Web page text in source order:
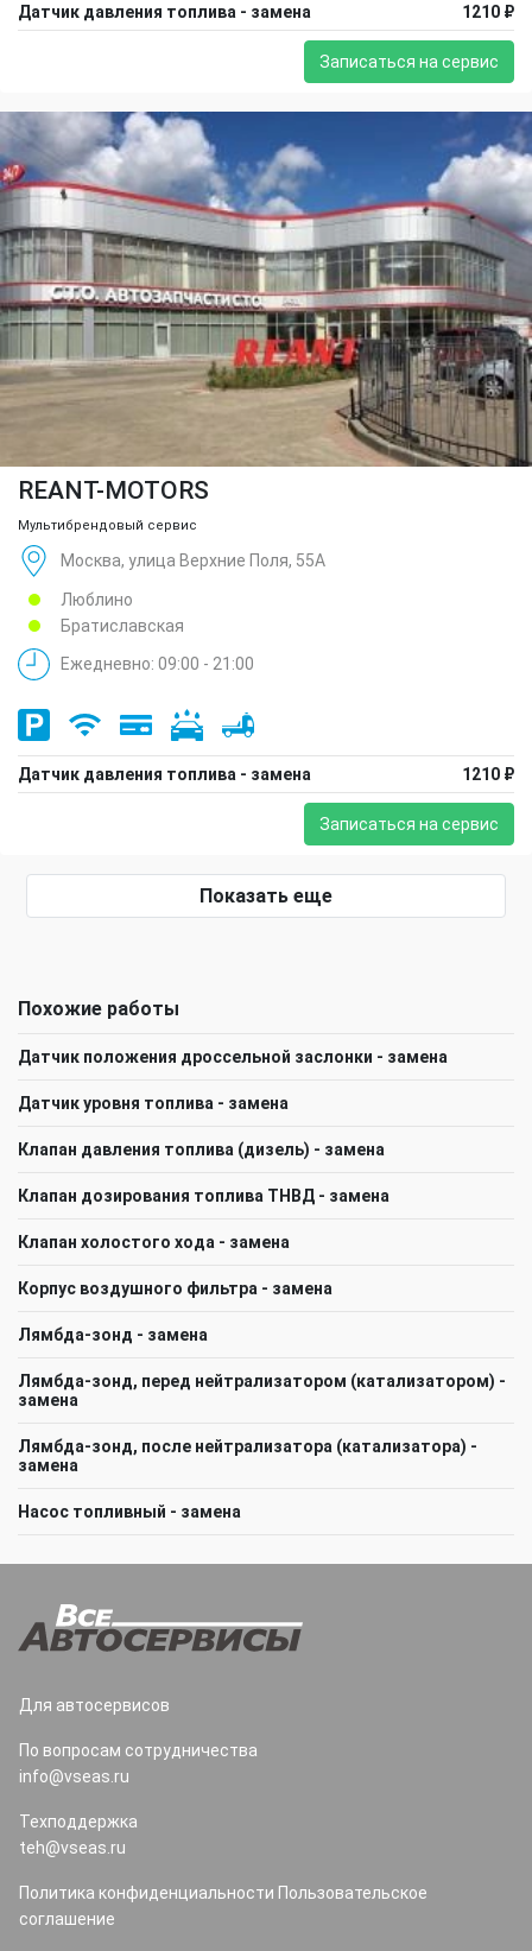
Датчик давления топлива - замена 1210 ₽
Записаться на сервис
REANT-MOTORS
Мультибрендовый сервис
Москва, улица Верхние Поля, 55А
Люблино
Братиславская
Ежедневно: 09:00 - 21:00
Датчик давления топлива - замена 1210 ₽
Записаться на сервис
Показать еще
Похожие работы
Датчик положения дроссельной заслонки - замена
Датчик уровня топлива - замена
Клапан давления топлива (дизель) - замена
Клапан дозирования топлива ТНВД - замена
Клапан холостого хода - замена
Корпус воздушного фильтра - замена
Лямбда-зонд - замена
Лямбда-зонд, перед нейтрализатором (катализатором) -
замена
Лямбда-зонд, после нейтрализатора (катализатора) -
замена
Насос топливный - замена
Для автосервисов
По вопросам сотрудничества
info@vseas.ru
Техподдержка
teh@vseas.ru
Политика конфиденциальности Пользовательское
соглашение